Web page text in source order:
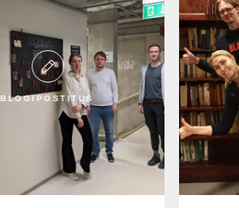
BLOGIPOSTITUS